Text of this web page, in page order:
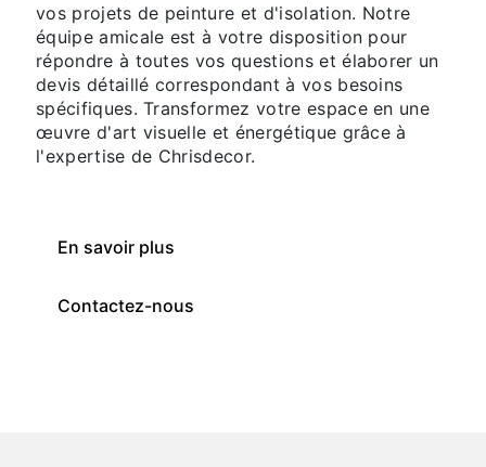
vos projets de peinture et d'isolation. Notre
équipe amicale est à votre disposition pour
répondre à toutes vos questions et élaborer un
devis détaillé correspondant à vos besoins
spécifiques. Transformez votre espace en une
œuvre d'art visuelle et énergétique grâce à
l'expertise de Chrisdecor.
En savoir plus
Contactez-nous